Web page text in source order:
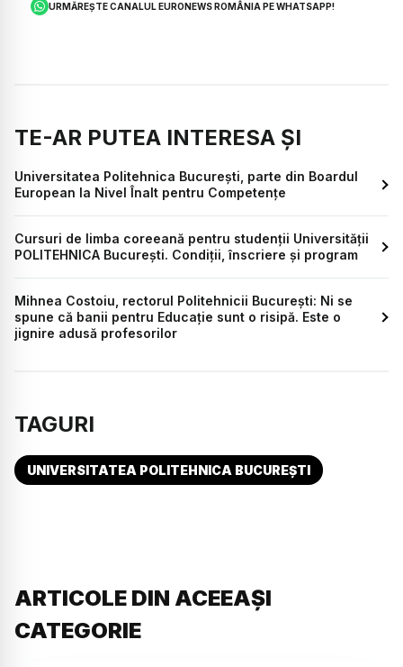
URMĂREȘTE CANALUL EURONEWS ROMÂNIA PE WHATSAPP!
TE-AR PUTEA INTERESA ȘI
Universitatea Politehnica București, parte din Boardul
European la Nivel Înalt pentru Competențe
Cursuri de limba coreeană pentru studenții Universității
POLITEHNICA București. Condiții, înscriere și program
Mihnea Costoiu, rectorul Politehnicii București: Ni se
spune că banii pentru Educație sunt o risipă. Este o
jignire adusă profesorilor
TAGURI
UNIVERSITATEA POLITEHNICA BUCUREȘTI
ARTICOLE DIN ACEEAȘI
CATEGORIE